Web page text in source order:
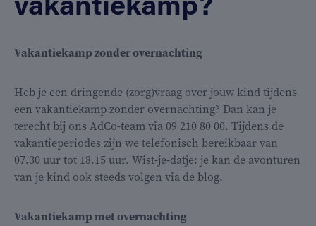
Vakantiekamp zonder overnachting
Heb je een dringende (zorg)vraag over jouw kind tijdens
een vakantiekamp zonder overnachting? Dan kan je
terecht bij ons AdCo-team via 09 210 80 00. Tijdens de
vakantieperiodes zijn we telefonisch bereikbaar van
07.30 uur tot 18.15 uur. Wist-je-datje: je kan de avonturen
van je kind ook steeds volgen via de blog.
Vakantiekamp met overnachting